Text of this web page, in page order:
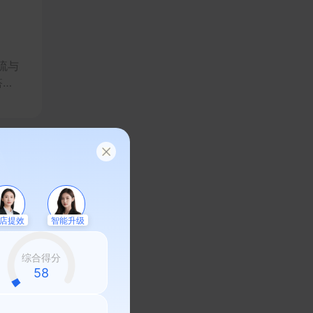
提效 智能升级
综合得分
58
与
台